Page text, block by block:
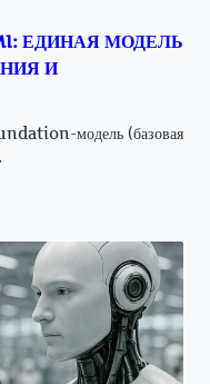
ЕДИНАЯ МОДЕЛЬ
И
модель (базовая